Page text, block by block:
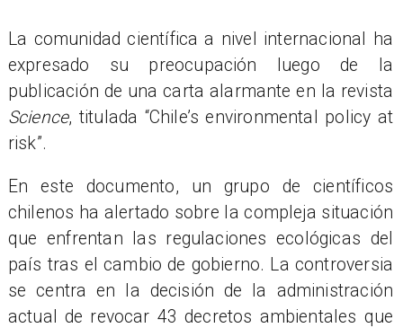
La comunidad científica a nivel internacional ha
expresado su preocupación luego de la
publicación de una carta alarmante en la revista
Science, titulada “Chile’s environmental policy at
risk”.
En este documento, un grupo de científicos
chilenos ha alertado sobre la compleja situación
que enfrentan las regulaciones ecológicas del
país tras el cambio de gobierno. La controversia
se centra en la decisión de la administración
actual de revocar 43 decretos ambientales que